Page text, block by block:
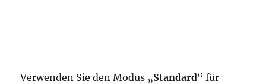
Verwenden Sie den Modus „Standard“ für